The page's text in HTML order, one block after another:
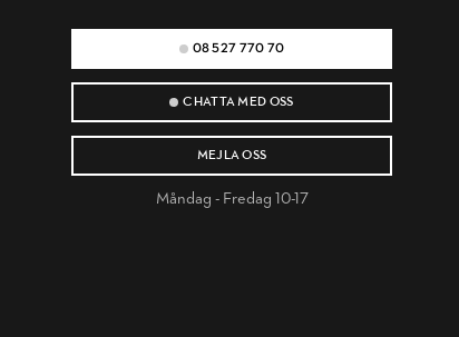
08 527 770 70
CHATTA MED OSS
MEJLA OSS
Måndag - Fredag 10-17